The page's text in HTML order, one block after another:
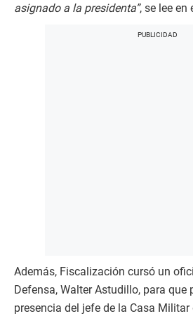
asignado a la presidenta”, se lee en
Además, Fiscalización cursó un
Defensa, Walter Astudillo, para que
presencia del jefe de la Casa Militar